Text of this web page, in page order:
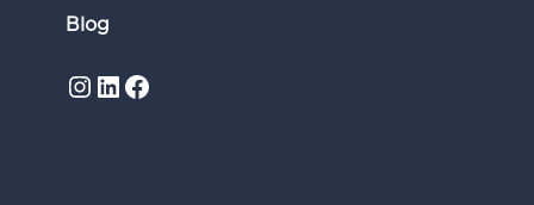
Blog
Instagram
LinkedIn
Facebook